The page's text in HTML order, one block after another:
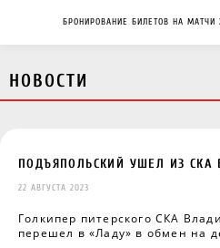
БРОНИРОВАНИЕ БИЛЕТОВ НА МАТЧИ
НОВОСТИ
ПОДЪЯПОЛЬСКИЙ УШЕЛ ИЗ СКА
22 АВГУСТА 2023
Голкипер питерского СКА
перешел в «Ладу» в обмен на